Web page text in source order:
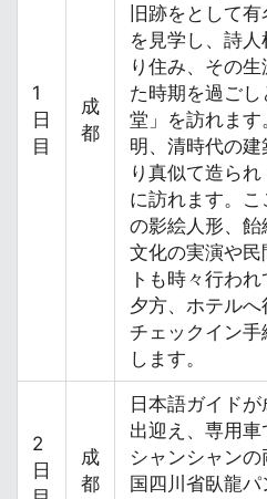
1
日
目
成
都
旧跡をとして有
を見学し、詩人
り住み、その
た時期を過ご
堂」を訪れます
明、清時代の建
り真似て造られ
に訪れます。
の影絵人形、
文化の実演や
トも時々行われ
夕方、ホテル
チェックイン
します。
2
日
成
都
日本語ガイド
出迎え、専用
シャンシャン
国四川省臥龍